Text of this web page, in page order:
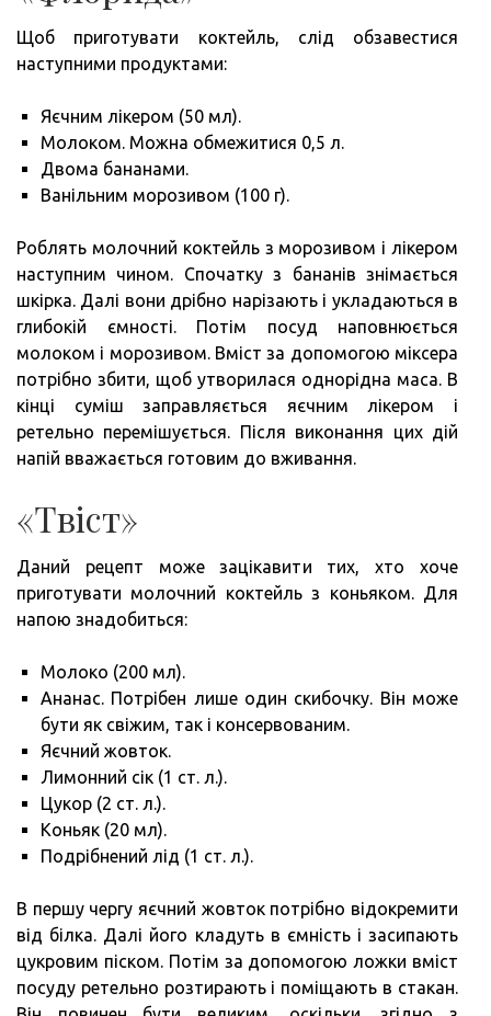
Щоб приготувати коктейль, слід обзавестися
наступними продуктами:
Яєчним лікером (50 мл).
Молоком. Можна обмежитися 0,5 л.
Двома бананами.
Ванільним морозивом (100 г).
Роблять молочний коктейль з морозивом і лікером
наступним чином. Спочатку з бананів знімається
шкірка. Далі вони дрібно нарізають і укладаються в
глибокій ємності. Потім посуд наповнюється
молоком і морозивом. Вміст за допомогою міксера
потрібно збити, щоб утворилася однорідна маса. В
кінці суміш заправляється яєчним лікером і
ретельно перемішується. Після виконання цих дій
напій вважається готовим до вживання.
«Твіст»
Даний рецепт може зацікавити тих, хто хоче
приготувати молочний коктейль з коньяком. Для
напою знадобиться:
Молоко (200 мл).
Ананас. Потрібен лише один скибочку. Він може
бути як свіжим, так і консервованим.
Яєчний жовток.
Лимонний сік (1 ст. л.).
Цукор (2 ст. л.).
Коньяк (20 мл).
Подрібнений лід (1 ст. л.).
В першу чергу яєчний жовток потрібно відокремити
від білка. Далі його кладуть в ємність і засипають
цукровим піском. Потім за допомогою ложки вміст
посуду ретельно розтирають і поміщають в стакан.